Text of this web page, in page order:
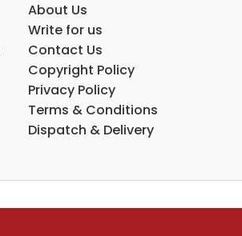
About Us
Write for us
Contact Us
Copyright Policy
Privacy Policy
Terms & Conditions
Dispatch & Delivery